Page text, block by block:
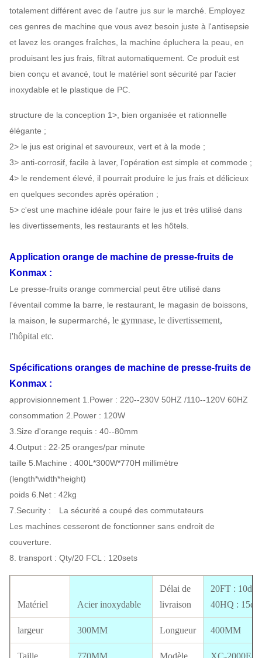
totalement différent avec de l'autre jus sur le marché. Employez
ces genres de machine que vous avez besoin juste à l'antisepsie
et lavez les oranges fraîches, la machine épluchera la peau, en
produisant les jus frais, filtrat automatiquement. Ce produit est
bien conçu et avancé, tout le matériel sont sécurité par l'acier
inoxydable et le plastique de PC.
structure de la conception 1>, bien organisée et rationnelle
élégante ;
2> le jus est original et savoureux, vert et à la mode ;
3> anti-corrosif, facile à laver, l'opération est simple et commode ;
4> le rendement élevé, il pourrait produire le jus frais et délicieux
en quelques secondes après opération ;
5> c'est une machine idéale pour faire le jus et très utilisé dans
les divertissements, les restaurants et les hôtels.
Application orange de machine de presse-fruits de
Konmax :
Le presse-fruits orange commercial peut être utilisé dans
l'éventail comme la barre, le restaurant, le magasin de boissons,
la maison, le supermarché, le gymnase, le divertissement,
l'hôpital etc.
Spécifications oranges de machine de presse-fruits de
Konmax :
approvisionnement 1.Power : 220--230V 50HZ /110--120V 60HZ
consommation 2.Power : 120W
3.Size d'orange requis : 40--80mm
4.Output : 22-25 oranges/par minute
taille 5.Machine : 400L*300W*770H millimètre
(length*width*height)
poids 6.Net : 42kg
7.Security : La sécurité a coupé des commutateurs
Les machines cesseront de fonctionner sans endroit de
couverture.
8. transport : Qty/20 FCL : 120sets
Matériel Acier inoxydable
Délai de
livraison
20FT :
40HQ :
largeur 300MM Longueur 400MM
Taille 770MM Modèle XC-2000E-2